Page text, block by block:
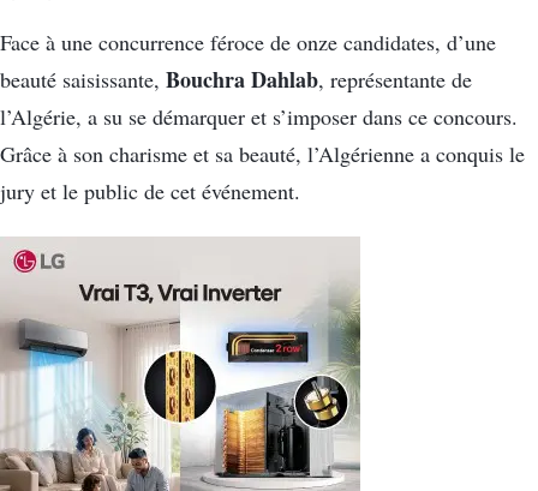
Face à une concurrence féroce de onze candidates, d’une
beauté saisissante, Bouchra Dahlab, représentante de
l’Algérie, a su se démarquer et s’imposer dans ce concours.
Grâce à son charisme et sa beauté, l’Algérienne a conquis le
jury et le public de cet événement.